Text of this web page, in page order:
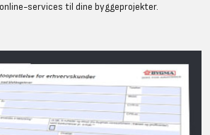
services til dine byggeprojekter.